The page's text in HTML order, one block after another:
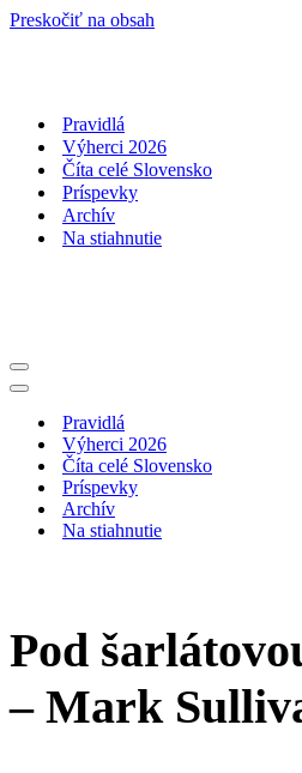
Preskočiť na obsah
Pravidlá
Výherci 2026
Číta celé Slovensko
Príspevky
Archív
Na stiahnutie
Menu
navigácie
Menu
navigáciePravidlá
Výherci 2026
Číta celé Slovensko
Príspevky
Archív
Na stiahnutie
Pod
– Mark